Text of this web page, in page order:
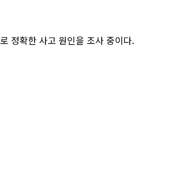
정확한 사고 원인을 조사 중이다.